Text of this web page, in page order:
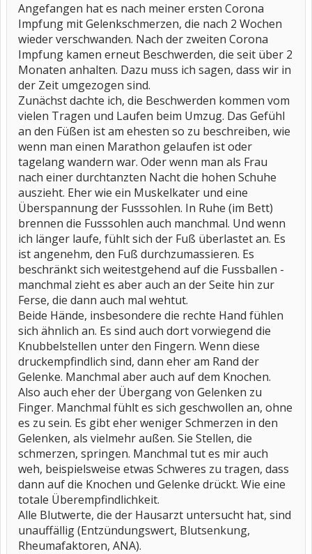
Angefangen hat es nach meiner ersten Corona
Impfung mit Gelenkschmerzen, die nach 2 Wochen
wieder verschwanden. Nach der zweiten Corona
Impfung kamen erneut Beschwerden, die seit über 2
Monaten anhalten. Dazu muss ich sagen, dass wir in
der Zeit umgezogen sind.
Zunächst dachte ich, die Beschwerden kommen vom
vielen Tragen und Laufen beim Umzug. Das Gefühl
an den Füßen ist am ehesten so zu beschreiben, wie
wenn man einen Marathon gelaufen ist oder
tagelang wandern war. Oder wenn man als Frau
nach einer durchtanzten Nacht die hohen Schuhe
auszieht. Eher wie ein Muskelkater und eine
Überspannung der Fusssohlen. In Ruhe (im Bett)
brennen die Fusssohlen auch manchmal. Und wenn
ich länger laufe, fühlt sich der Fuß überlastet an. Es
ist angenehm, den Fuß durchzumassieren. Es
beschränkt sich weitestgehend auf die Fussballen -
manchmal zieht es aber auch an der Seite hin zur
Ferse, die dann auch mal wehtut.
Beide Hände, insbesondere die rechte Hand fühlen
sich ähnlich an. Es sind auch dort vorwiegend die
Knubbelstellen unter den Fingern. Wenn diese
druckempfindlich sind, dann eher am Rand der
Gelenke. Manchmal aber auch auf dem Knochen.
Also auch eher der Übergang von Gelenken zu
Finger. Manchmal fühlt es sich geschwollen an, ohne
es zu sein. Es gibt eher weniger Schmerzen in den
Gelenken, als vielmehr außen. Sie Stellen, die
schmerzen, springen. Manchmal tut es mir auch
weh, beispielsweise etwas Schweres zu tragen, dass
dann auf die Knochen und Gelenke drückt. Wie eine
totale Überempfindlichkeit.
Alle Blutwerte, die der Hausarzt untersucht hat, sind
unauffällig (Entzündungswert, Blutsenkung,
Rheumafaktoren, ANA).